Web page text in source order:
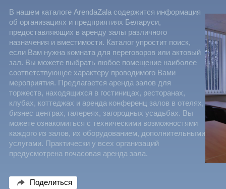
В нашем каталоге ArendaZala содержится информация
об организациях и предприятиях Беларуси,
предоставляющих в аренду залы различного
назначения и вместимости. Каталог упростит поиск,
если Вам нужна комната для переговоров или актовый
зал. Вы можете выбрать любое помещение наиболее
соответствующее характеру проводимого Вами
мероприятия. Предлагается аренда залов для
торжеств, находящихся в гостиницах, ресторанах,
клубах, коттеджах и аренда конференц залов в отелях,
бизнес центрах, галереях, загородных усадьбах. Вы
можете ознакомиться с техническими возможностями
каждого из залов, их оборудованием, дополнительными
услугами. Практически у всех организаций
предусмотрена почасовая аренда зала.
Поделиться